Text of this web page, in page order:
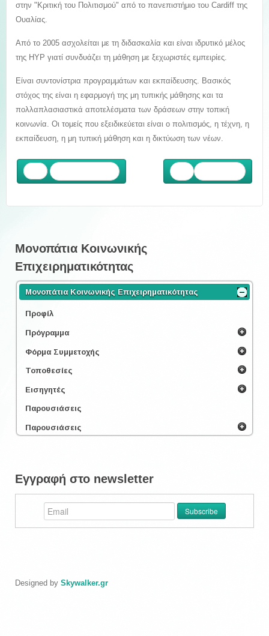
στην "Κριτική του Πολιτισμού" από το πανεπιστήμιο του Cardiff της
Ουαλίας.
Από το 2005 ασχολείται με τη διδασκαλία και είναι ιδρυτικό μέλος
της ΗΥΡ γιατί συνδυάζει τη μάθηση με ξεχωριστές εμπειρίες.
Είναι συντονίστρια προγραμμάτων και εκπαίδευσης. Βασικός
στόχος της είναι η εφαρμογή της μη τυπικής μάθησης και τα
πολλαπλασιαστικά αποτελέσματα των δράσεων στην τοπική
κοινωνία. Οι τομείς που εξειδικεύεται είναι ο πολιτισμός, η τέχνη, η
εκπαίδευση, η μη τυπική μάθηση και η δικτύωση των νέων.
Μονοπάτια Κοινωνικής
Επιχειρηματικότητας
Μονοπάτια Κοινωνικής Επιχειρηματικότητας
Προφίλ
Πρόγραμμα
Φόρμα Συμμετοχής
Τοποθεσίες
Εισηγητές
Παρουσιάσεις
Παρουσιάσεις
Εγγραφή στο newsletter
Designed by Skywalker.gr